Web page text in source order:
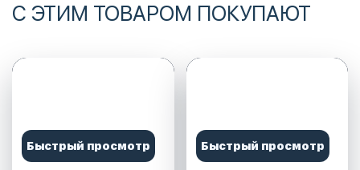
С ЭТИМ ТОВАРОМ ПОКУПАЮТ
Быстрый просмотр Быстрый просмотр